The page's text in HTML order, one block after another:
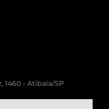
1460 - Atibaia/SP